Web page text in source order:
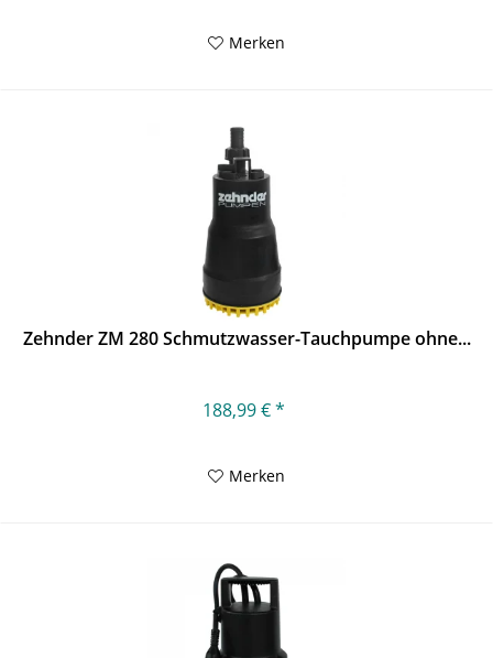
Merken
Zehnder ZM 280 Schmutzwasser-Tauchpumpe ohne...
188,99 € *
Merken